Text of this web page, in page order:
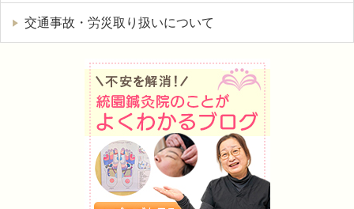
交通事故・労災取り扱いについて